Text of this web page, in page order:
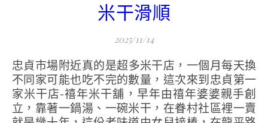
米干滑順
2025/11/14
忠貞市場附近真的是超多米干店，一個月每天換
不同家可能也吃不完的數量，這次來到忠貞第一
家米干店-禧年米干舖，早年由禧年婆婆親手創
立，靠著一鍋湯、一碗米干，在眷村社區裡一賣